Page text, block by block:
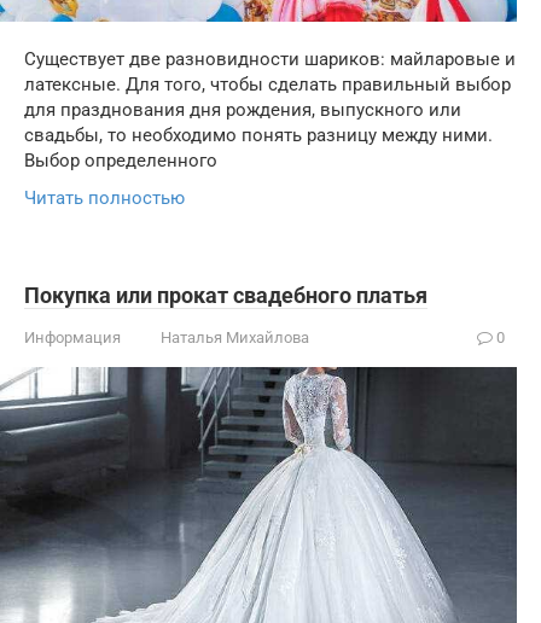
Существует две разновидности шариков: майларовые и
латексные. Для того, чтобы сделать правильный выбор
для празднования дня рождения, выпускного или
свадьбы, то необходимо понять разницу между ними.
Выбор определенного
Читать полностью
Покупка или прокат свадебного платья
Информация Наталья Михайлова 0